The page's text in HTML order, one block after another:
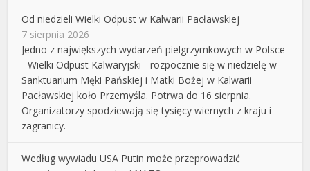
Od niedzieli Wielki Odpust w Kalwarii Pacławskiej
7 sierpnia 2026
Jedno z największych wydarzeń pielgrzymkowych w Polsce
- Wielki Odpust Kalwaryjski - rozpocznie się w niedzielę w
Sanktuarium Męki Pańskiej i Matki Bożej w Kalwarii
Pacławskiej koło Przemyśla. Potrwa do 16 sierpnia.
Organizatorzy spodziewają się tysięcy wiernych z kraju i
zagranicy.
Według wywiadu USA Putin może przeprowadzić